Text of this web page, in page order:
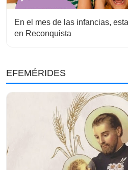
En el mes de las infancias,
en Reconquista
EFEMÉRIDES